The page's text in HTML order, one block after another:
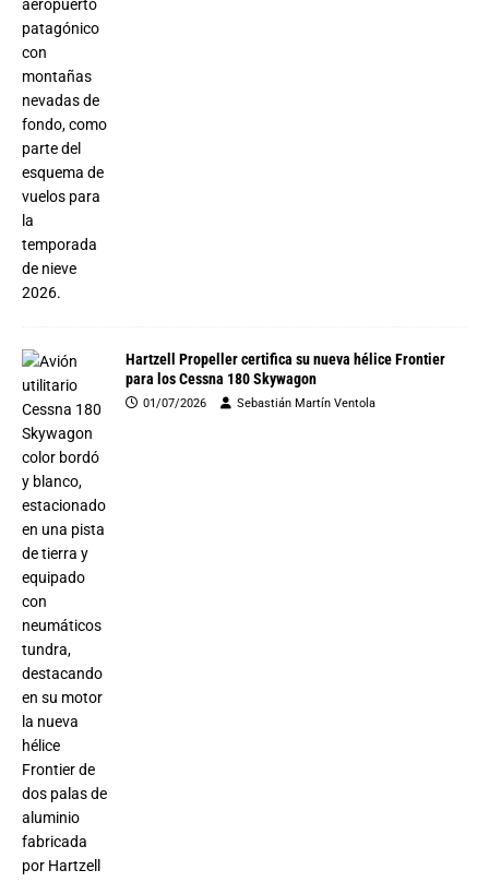
Hartzell Propeller certifica su nueva hélice Frontier
para los Cessna 180 Skywagon
01/07/2026 Sebastián Martín Ventola